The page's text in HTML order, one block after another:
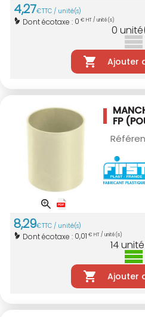
4,27€TTC / unité(s)
Dont écotaxe : 0 € HT / unité(s)
0
Ajouter
FP
8,29€TTC / unité(s)
Dont écotaxe : 0,01 € HT / unité(s)
14
Ajouter